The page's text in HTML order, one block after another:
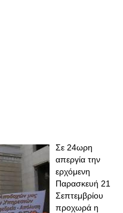
Σε 24ωρη
απεργία την
ερχόμενη
Παρασκευή 21
Σεπτεμβρίου
προχωρά η